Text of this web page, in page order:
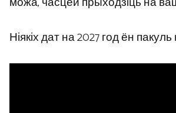
Ніякіх дат на 2027 год ён